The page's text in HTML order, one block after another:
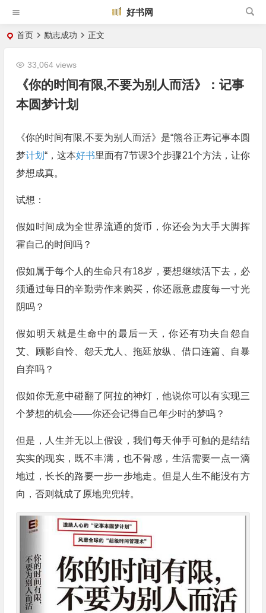
好书网
首页 励志成功 正文
《你的时间有限,不要为别人而活》：记事
本圆梦计划
33,064 views
《你的时间有限,不要为别人而活》是“熊谷正寿记事本圆
梦计划 “，这本好书里面有7节课3个步骤21个方法，让你
梦想成真。
试想：
假如时间成为全世界流通的货币，你还会为大手大脚挥
霍自己的时间吗？
假如属于每个人的生命只有18岁，要想继续活下去，必
须通过每日的辛勤劳作来购买，你还愿意虚度每一寸光
阴吗？
假如明天就是生命中的最后一天，你还有功夫自怨自
艾、顾影自怜、怨天尤人、拖延放纵、借口连篇、自暴
自弃吗？
假如你无意中碰翻了阿拉的神灯，他说你可以有实现三
个梦想的机会——你还会记得自己年少时的梦吗？
但是，人生并无以上假设，我们每天伸手可触的是结结
实实的现实，既不丰满，也不骨感，生活需要一点一滴
地过，长长的路要一步一步地走。但是人生不能没有方
向，否则就成了原地兜兜转。